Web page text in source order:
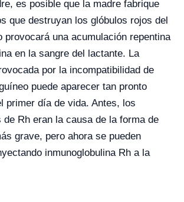
es posible que la madre fabrique
que destruyan los glóbulos rojos del
provocará una acumulación repentina
en la sangre del lactante. La
por la incompatibilidad de
puede aparecer tan pronto
primer día de vida. Antes, los
de Rh eran la causa de la forma de
grave, pero ahora se pueden
inmunoglobulina Rh a la